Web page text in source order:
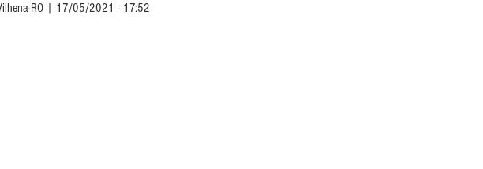
RO | 17/05/2021 - 17:52